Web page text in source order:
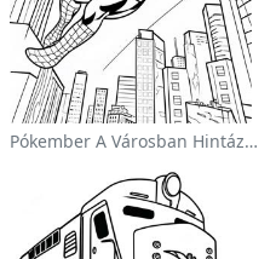
Pókember A Városban Hintázva Színezőlap